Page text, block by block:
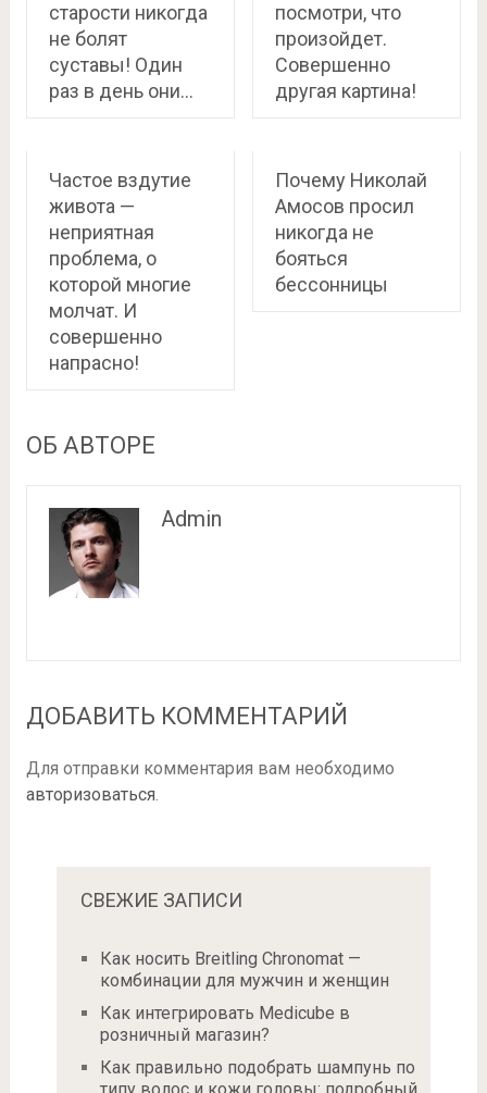
старости никогда
не болят
суставы! Один
раз в день они…
посмотри, что
произойдет.
Совершенно
другая картина!
Частое вздутие
живота —
неприятная
проблема, о
которой многие
молчат. И
совершенно
напрасно!
Почему Николай
Амосов просил
никогда не
бояться
бессонницы
ОБ АВТОРЕ
Admin
ДОБАВИТЬ КОММЕНТАРИЙ
Для отправки комментария вам необходимо
авторизоваться.
СВЕЖИЕ ЗАПИСИ
Как носить Breitling Chronomat —
комбинации для мужчин и женщин
Как интегрировать Medicube в
розничный магазин?
Как правильно подобрать шампунь по